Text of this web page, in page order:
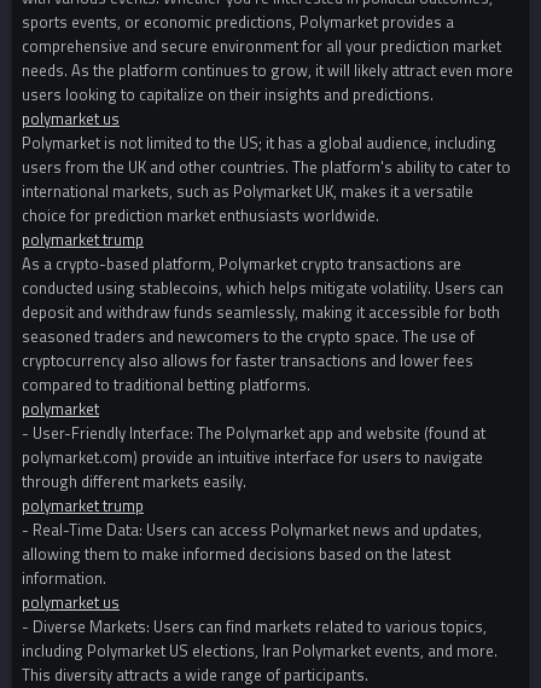
sports events, or economic predictions, Polymarket provides a
comprehensive and secure environment for all your prediction market
needs. As the platform continues to grow, it will likely attract even more
users looking to capitalize on their insights and predictions.
polymarket us
Polymarket is not limited to the US; it has a global audience, including
users from the UK and other countries. The platform's ability to cater to
international markets, such as Polymarket UK, makes it a versatile
choice for prediction market enthusiasts worldwide.
polymarket trump
As a crypto-based platform, Polymarket crypto transactions are
conducted using stablecoins, which helps mitigate volatility. Users can
deposit and withdraw funds seamlessly, making it accessible for both
seasoned traders and newcomers to the crypto space. The use of
cryptocurrency also allows for faster transactions and lower fees
compared to traditional betting platforms.
polymarket
- User-Friendly Interface: The Polymarket app and website (found at
polymarket.com) provide an intuitive interface for users to navigate
through different markets easily.
polymarket trump
- Real-Time Data: Users can access Polymarket news and updates,
allowing them to make informed decisions based on the latest
information.
polymarket us
- Diverse Markets: Users can find markets related to various topics,
including Polymarket US elections, Iran Polymarket events, and more.
This diversity attracts a wide range of participants.